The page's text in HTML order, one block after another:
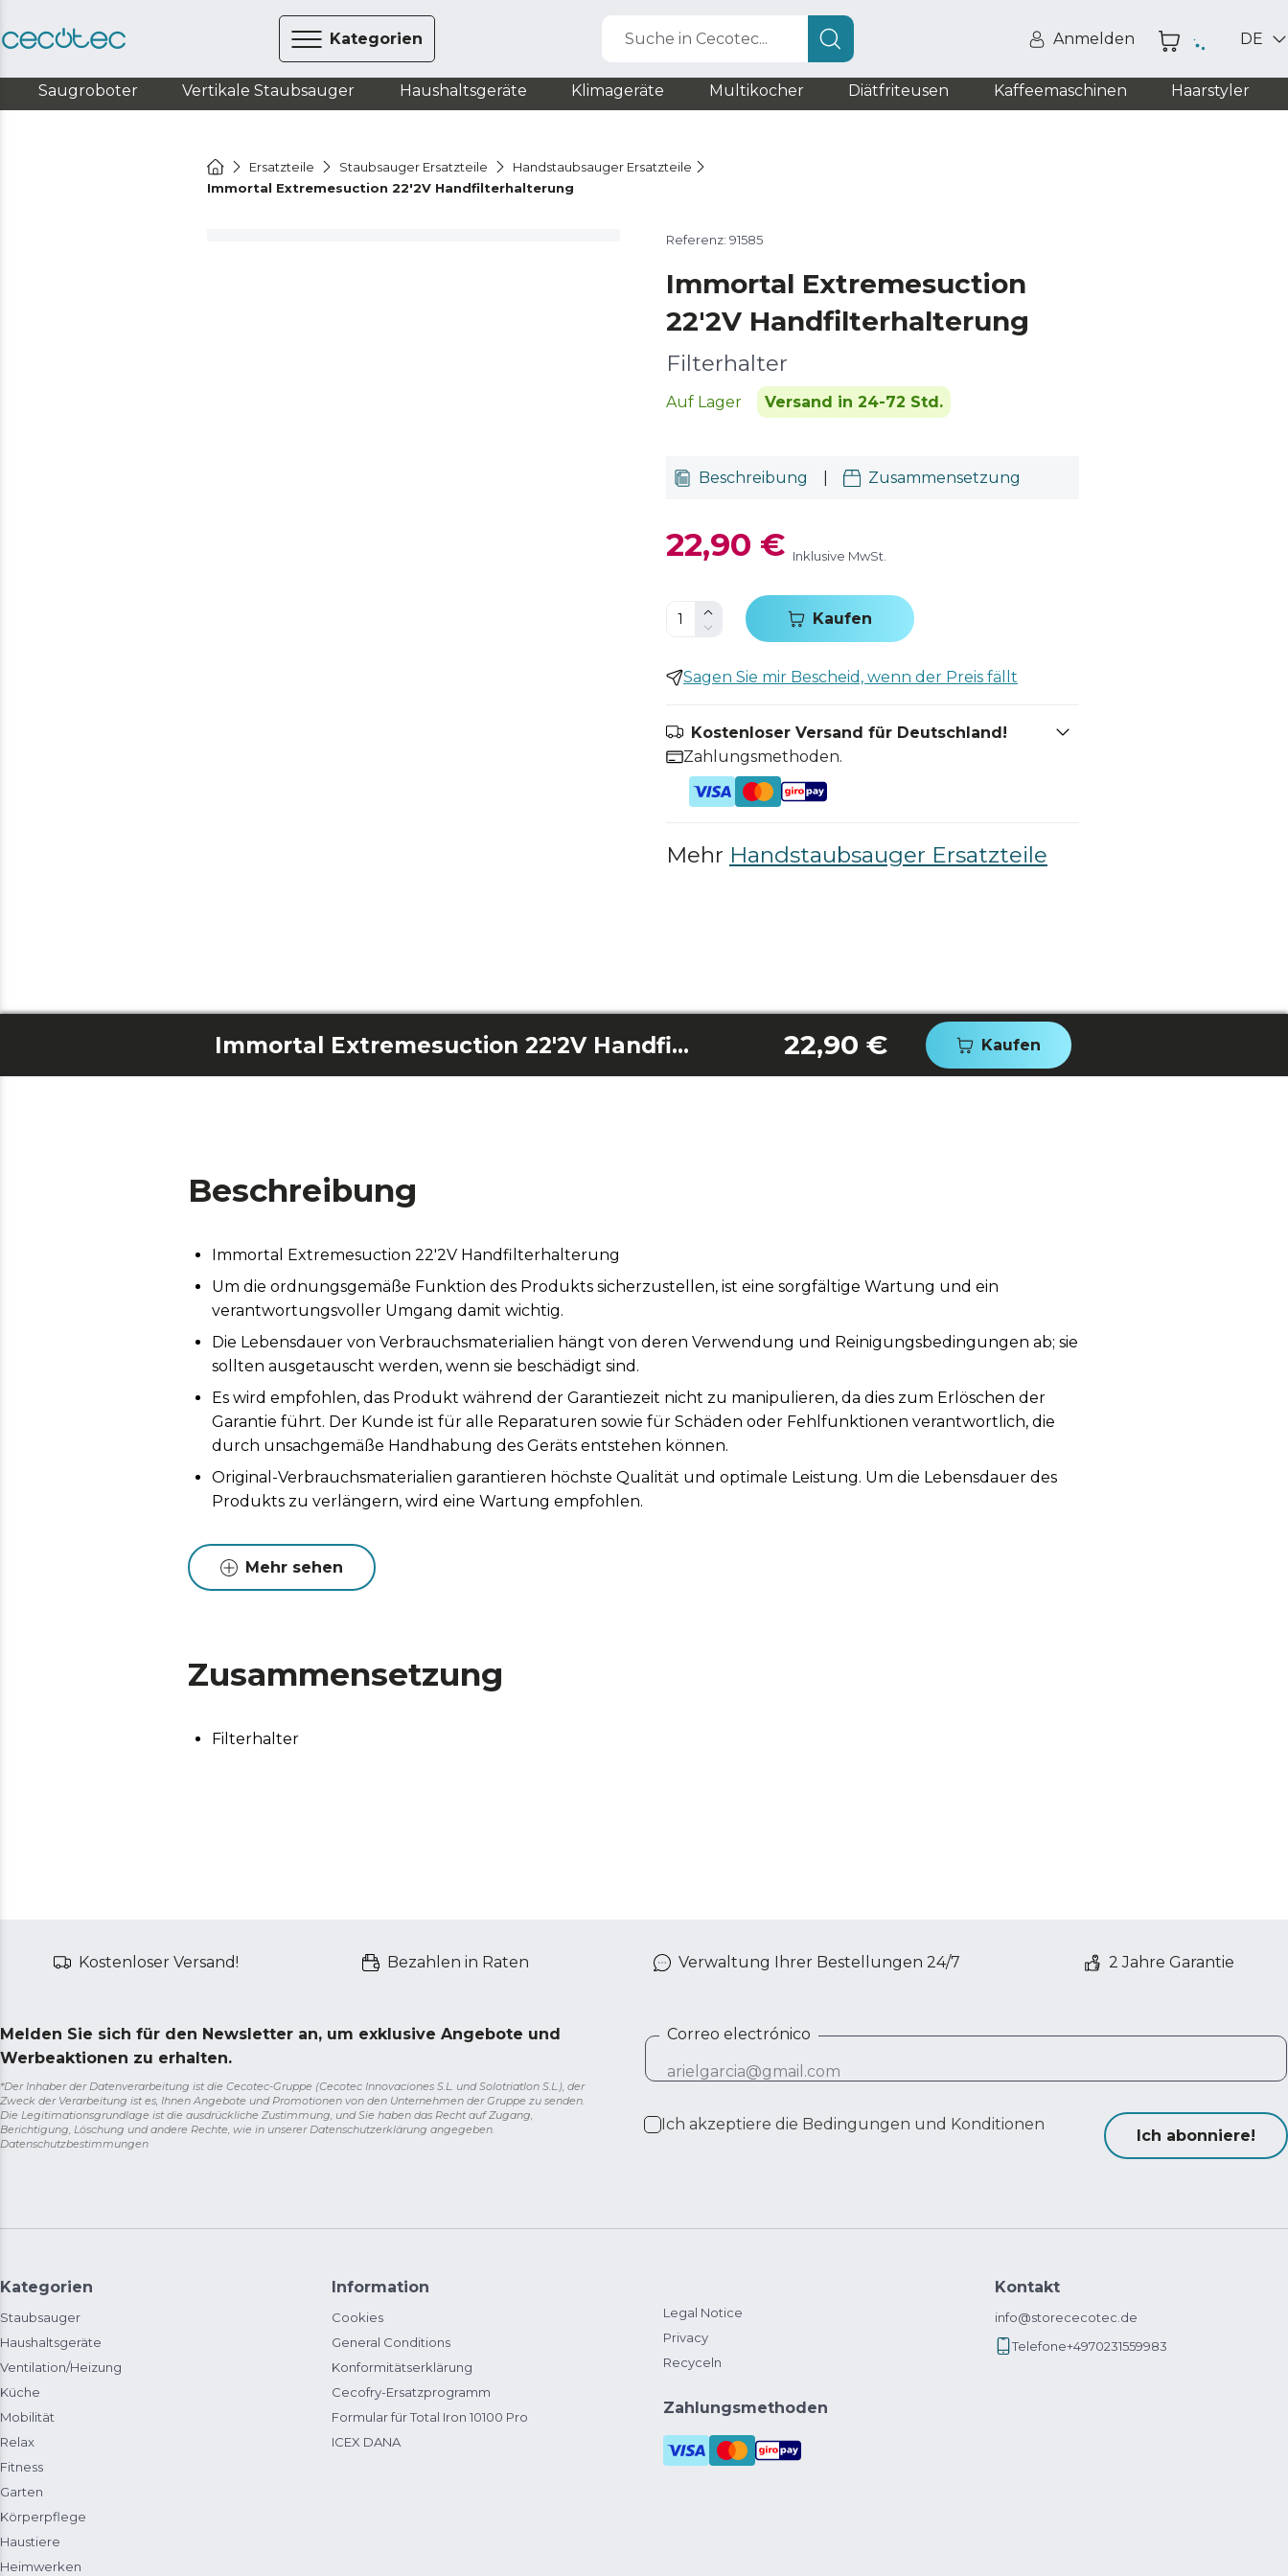
Kategorien Suche in Cecotec... Anmelden DE
Saugroboter Vertikale Staubsauger Haushaltsgeräte Klimageräte Multikocher Diätfriteusen Kaffeemaschinen Haarstyler
Ersatzteile Staubsauger Ersatzteile
Handstaubsauger Ersatzteile
Immortal Extremesuction 22'2V Handfilterhalterung
Referenz: 91585
Immortal Extremesuction
22'2V Handfilterhalterung
Filterhalter
Auf Lager Versand in 24-72 Std.
Beschreibung Zusammensetzung
22,90 € Inklusive MwSt.
Kaufen
Sagen Sie mir Bescheid, wenn der Preis fällt
Kostenloser Versand für Deutschland!
Zahlungsmethoden.
Mehr Handstaubsauger Ersatzteile
Immortal Extremesuction 22'2V Handfilterhalterung 22,90 € Kaufen
Beschreibung
Immortal Extremesuction 22'2V Handfilterhalterung
Um die ordnungsgemäße Funktion des Produkts sicherzustellen, ist eine sorgfältige Wartung und ein
verantwortungsvoller Umgang damit wichtig.
Die Lebensdauer von Verbrauchsmaterialien hängt von deren Verwendung und Reinigungsbedingungen ab; sie
sollten ausgetauscht werden, wenn sie beschädigt sind.
Es wird empfohlen, das Produkt während der Garantiezeit nicht zu manipulieren, da dies zum Erlöschen der
Garantie führt. Der Kunde ist für alle Reparaturen sowie für Schäden oder Fehlfunktionen verantwortlich, die
durch unsachgemäße Handhabung des Geräts entstehen können.
Original-Verbrauchsmaterialien garantieren höchste Qualität und optimale Leistung. Um die Lebensdauer des
Produkts zu verlängern, wird eine Wartung empfohlen.
Mehr sehen
Zusammensetzung
Filterhalter
Kostenloser Versand! Bezahlen in Raten Verwaltung Ihrer Bestellungen 24/7 2 Jahre Garantie
Melden Sie sich für den Newsletter an, um exklusive Angebote und
Werbeaktionen zu erhalten.
*Der Inhaber der Datenverarbeitung ist die Cecotec-Gruppe (Cecotec Innovaciones S.L. und Solotriatlon S.L.), der
Zweck der Verarbeitung ist es, Ihnen Angebote und Promotionen von den Unternehmen der Gruppe zu senden.
Die Legitimationsgrundlage ist die ausdrückliche Zustimmung, und Sie haben das Recht auf Zugang,
Berichtigung, Löschung und andere Rechte, wie in unserer Datenschutzerklärung angegeben.
Datenschutzbestimmungen
Correo electrónico
Ich akzeptiere die Bedingungen und Konditionen
Ich abonniere!
Kategorien
Staubsauger
Haushaltsgeräte
Ventilation/Heizung
Küche
Mobilität
Relax
Fitness
Garten
Körperpflege
Haustiere
Heimwerken
Information
Cookies
General Conditions
Konformitätserklärung
Cecofry-Ersatzprogramm
Formular für Total Iron 10100 Pro
ICEX DANA
Legal Notice
Privacy
Recyceln
Zahlungsmethoden
Kontakt
info@storececotec.de
Telefone+4970231559983